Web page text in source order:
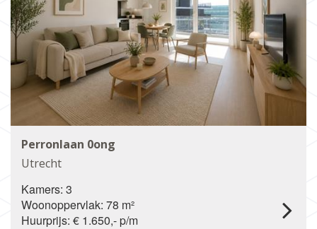
Perronlaan 0ong
Utrecht
Kamers: 3
Woonoppervlak: 78 m²
Huurprijs: € 1.650,- p/m